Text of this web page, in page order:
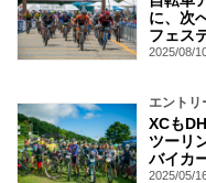
に、次
フェス
2025/08/
エントリ
XCも
ツーリ
バイカ
2025/05/